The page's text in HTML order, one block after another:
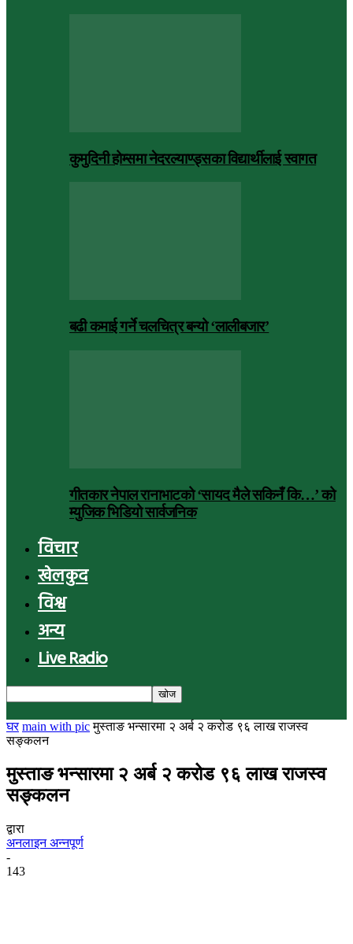
कुमुदिनी होम्समा नेदरल्याण्ड्सका विद्यार्थीलाई स्वागत
बढी कमाई गर्ने चलचित्र बन्यो ‘लालीबजार’
गीतकार नेपाल रानाभाटको ‘सायद मैले सकिनँ कि…’ को
म्युजिक भिडियो सार्वजनिक
विचार
खेलकुद
विश्व
अन्य
Live Radio
घर main with pic मुस्ताङ भन्सारमा २ अर्ब २ करोड ९६ लाख राजस्व
सङ्कलन
मुस्ताङ भन्सारमा २ अर्ब २ करोड ९६ लाख राजस्व
सङ्कलन
द्वारा
अनलाइन अन्नपूर्ण
-
143